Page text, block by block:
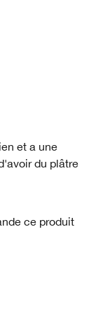
et a une
du plâtre
ce produit